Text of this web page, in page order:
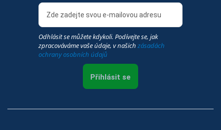
Odhlásit se můžete kdykoli. Podívejte se, jak
zpracováváme vaše údaje, v našich zásadách
ochrany osobních údajů
Přihlásit se